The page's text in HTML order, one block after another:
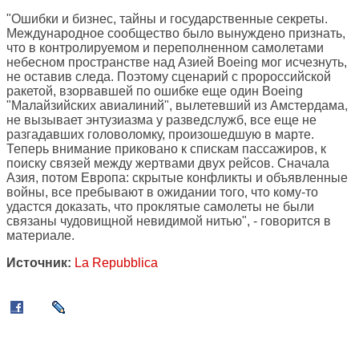
"Ошибки и бизнес, тайны и государственные секреты.
Международное сообщество было вынуждено признать,
что в контролируемом и переполненном самолетами
небесном пространстве над Азией Boeing мог исчезнуть,
не оставив следа. Поэтому сценарий с пророссийской
ракетой, взорвавшей по ошибке еще один Boeing
"Малайзийских авиалиний", вылетевший из Амстердама,
не вызывает энтузиазма у разведслужб, все еще не
разгадавших головоломку, произошедшую в марте.
Теперь внимание приковано к спискам пассажиров, к
поиску связей между жертвами двух рейсов. Сначала
Азия, потом Европа: скрытые конфликты и объявленные
войны, все пребывают в ожидании того, что кому-то
удастся доказать, что проклятые самолеты не были
связаны чудовищной невидимой нитью", - говорится в
материале.
Источник: La Repubblica